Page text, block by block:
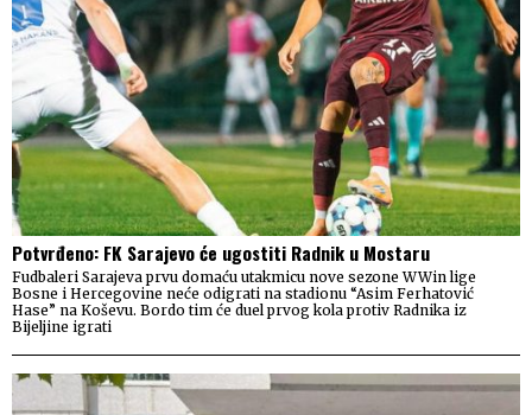
Potvrđeno: FK Sarajevo će ugostiti Radnik u Mostaru
Fudbaleri Sarajeva prvu domaću utakmicu nove sezone WWin lige
Bosne i Hercegovine neće odigrati na stadionu “Asim Ferhatović
Hase” na Koševu. Bordo tim će duel prvog kola protiv Radnika iz
Bijeljine igrati